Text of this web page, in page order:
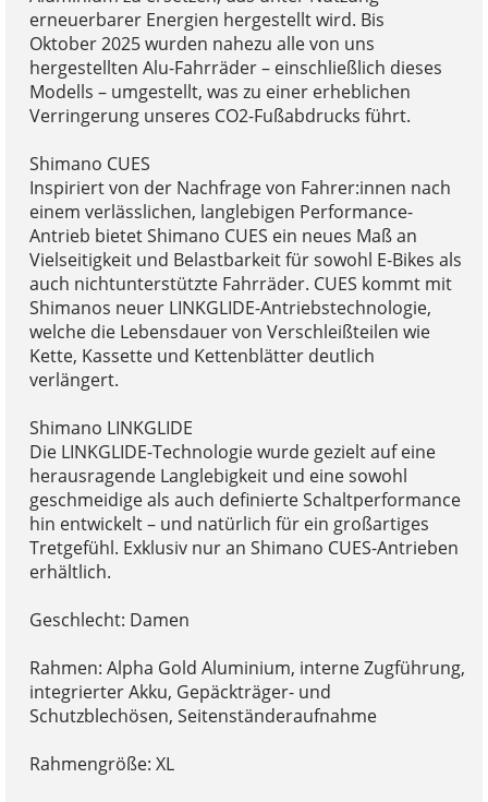
erneuerbarer Energien hergestellt wird. Bis
Oktober 2025 wurden nahezu alle von uns
hergestellten Alu-Fahrräder – einschließlich dieses
Modells – umgestellt, was zu einer erheblichen
Verringerung unseres CO2-Fußabdrucks führt.
Shimano CUES
Inspiriert von der Nachfrage von Fahrer:innen nach
einem verlässlichen, langlebigen Performance-
Antrieb bietet Shimano CUES ein neues Maß an
Vielseitigkeit und Belastbarkeit für sowohl E-Bikes als
auch nichtunterstützte Fahrräder. CUES kommt mit
Shimanos neuer LINKGLIDE-Antriebstechnologie,
welche die Lebensdauer von Verschleißteilen wie
Kette, Kassette und Kettenblätter deutlich
verlängert.
Shimano LINKGLIDE
Die LINKGLIDE-Technologie wurde gezielt auf eine
herausragende Langlebigkeit und eine sowohl
geschmeidige als auch definierte Schaltperformance
hin entwickelt – und natürlich für ein großartiges
Tretgefühl. Exklusiv nur an Shimano CUES-Antrieben
erhältlich.
Geschlecht: Damen
Rahmen: Alpha Gold Aluminium, interne Zugführung,
integrierter Akku, Gepäckträger- und
Schutzblechösen, Seitenständeraufnahme
Rahmengröße: XL